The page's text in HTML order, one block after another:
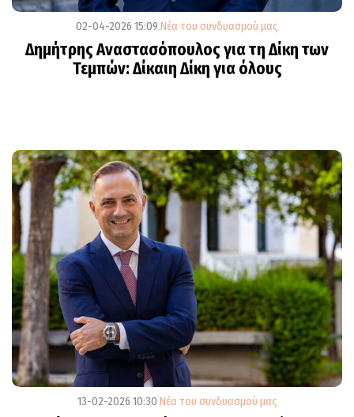
02-04-2026 15:09 Νέα του συνδυασμού μας
Δημήτρης Αναστασόπουλος για τη Δίκη των
Τεμπών: Δίκαιη Δίκη για όλους
13-02-2026 10:30 Νέα του συνδυασμού μας